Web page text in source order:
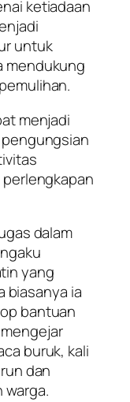
ketiadaan
untuk
mendukung
menjadi
dalam
yang
biasanya ia
bantuan
buruk, kali
dan